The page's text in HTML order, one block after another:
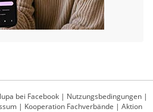
bei Facebook | Nutzungsbedingungen |
| Kooperation Fachverbände | Aktion